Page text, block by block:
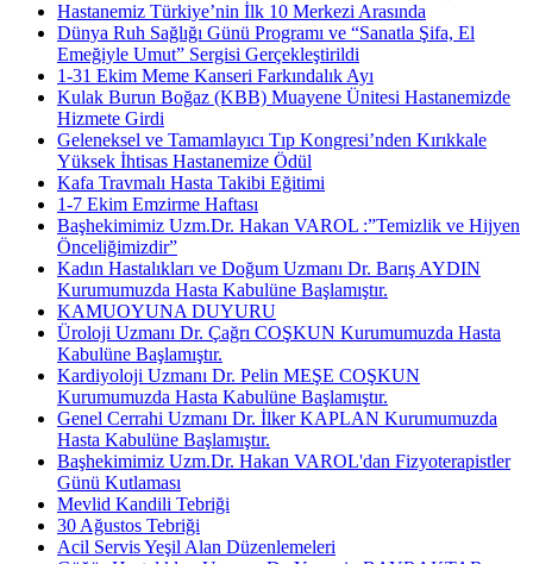
Hastanemiz Türkiye’nin İlk 10 Merkezi Arasında
Dünya Ruh Sağlığı Günü Programı ve “Sanatla Şifa, El
Emeğiyle Umut” Sergisi Gerçekleştirildi
1-31 Ekim Meme Kanseri Farkındalık Ayı
Kulak Burun Boğaz (KBB) Muayene Ünitesi Hastanemizde
Hizmete Girdi
Geleneksel ve Tamamlayıcı Tıp Kongresi’nden Kırıkkale
Yüksek İhtisas Hastanemize Ödül
Kafa Travmalı Hasta Takibi Eğitimi
1-7 Ekim Emzirme Haftası
Başhekimimiz Uzm.Dr. Hakan VAROL :”Temizlik ve Hijyen
Önceliğimizdir”
Kadın Hastalıkları ve Doğum Uzmanı Dr. Barış AYDIN
Kurumumuzda Hasta Kabulüne Başlamıştır.
KAMUOYUNA DUYURU
Üroloji Uzmanı Dr. Çağrı COŞKUN Kurumumuzda Hasta
Kabulüne Başlamıştır.
Kardiyoloji Uzmanı Dr. Pelin MEŞE COŞKUN
Kurumumuzda Hasta Kabulüne Başlamıştır.
Genel Cerrahi Uzmanı Dr. İlker KAPLAN Kurumumuzda
Hasta Kabulüne Başlamıştır.
Başhekimimiz Uzm.Dr. Hakan VAROL'dan Fizyoterapistler
Günü Kutlaması
Mevlid Kandili Tebriği
30 Ağustos Tebriği
Acil Servis Yeşil Alan Düzenlemeleri